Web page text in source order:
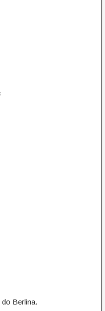
Berlina.